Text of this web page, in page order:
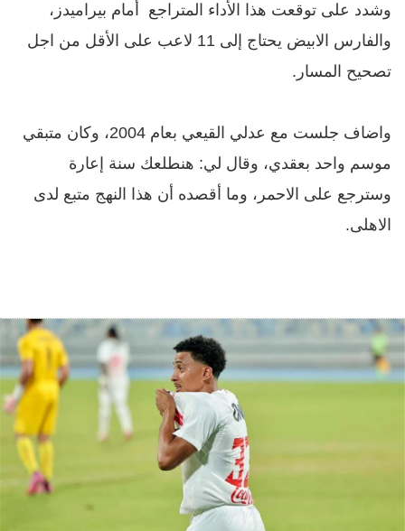
وشدد على توقعت هذا الأداء المتراجع أمام بيراميدز،
والفارس الابيض يحتاج إلى 11 لاعب على الأقل من اجل
تصحيح المسار.
واضاف
جلست مع عدلي القيعي بعام 2004، وكان متبقي
موسم واحد بعقدي، وقال لي: هنطلعك سنة إعارة
وسترجع على الاحمر، وما أقصده أن هذا النهج متبع لدى
الاهلى.